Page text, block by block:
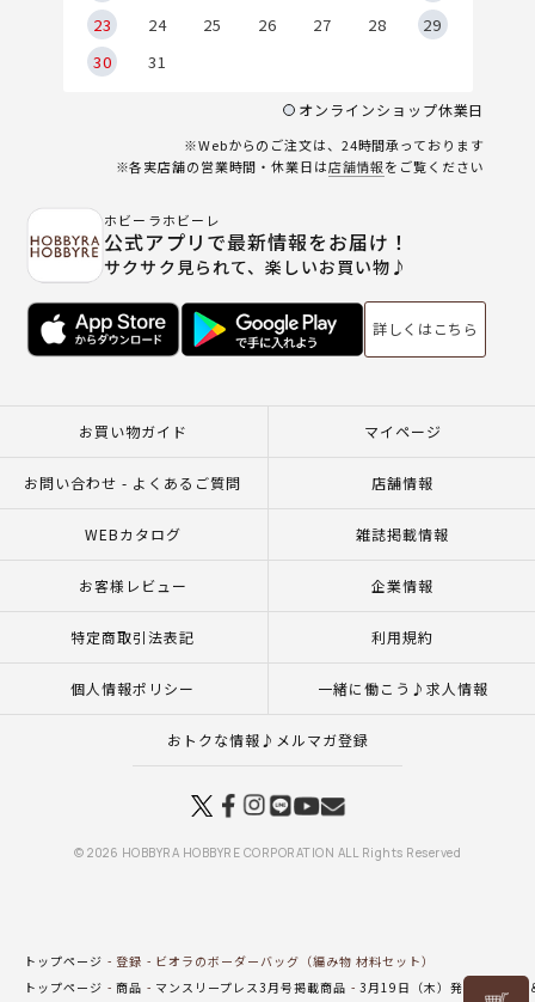
23
24 25 26 27 28
29
30
31
オンラインショップ休業日
※Webからのご注文は、24時間承っております
※各実店舗の営業時間・休業日は店舗情報をご覧ください
ホビーラホビーレ
公式アプリで最新情報をお届け！
サクサク見られて、楽しいお買い物♪
詳しくはこちら
お買い物ガイド マイページ
お問い合わせ - よくあるご質問 店舗情報
WEBカタログ 雑誌掲載情報
お客様レビュー 企業情報
特定商取引法表記 利用規約
個人情報ポリシー 一緒に働こう♪求人情報
おトクな情報♪メルマガ登録
© 2026 HOBBYRA HOBBYRE CORPORATION ALL Rights Reserved
トップページ 登録
ビオラのボーダーバッグ（編み物 材料セット）
トップページ
商品 マンスリープレス3月号掲載商品 3月19日（木）発売の新商品